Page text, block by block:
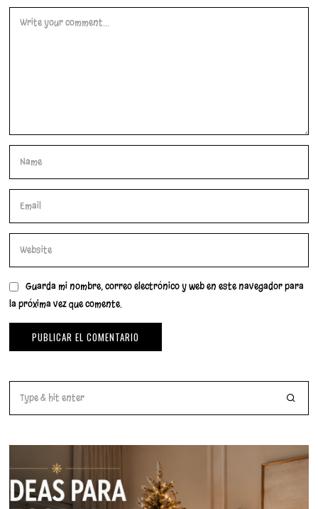
Guarda mi nombre, correo electrónico y web en este navegador para
la próxima vez que comente.